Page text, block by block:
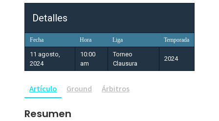
Detalles
Fecha Hora Liga Temporada
11 agosto,
2024
10:00
am
Torneo
Clausura
2024
Artículo Ground Árbitros
Resumen